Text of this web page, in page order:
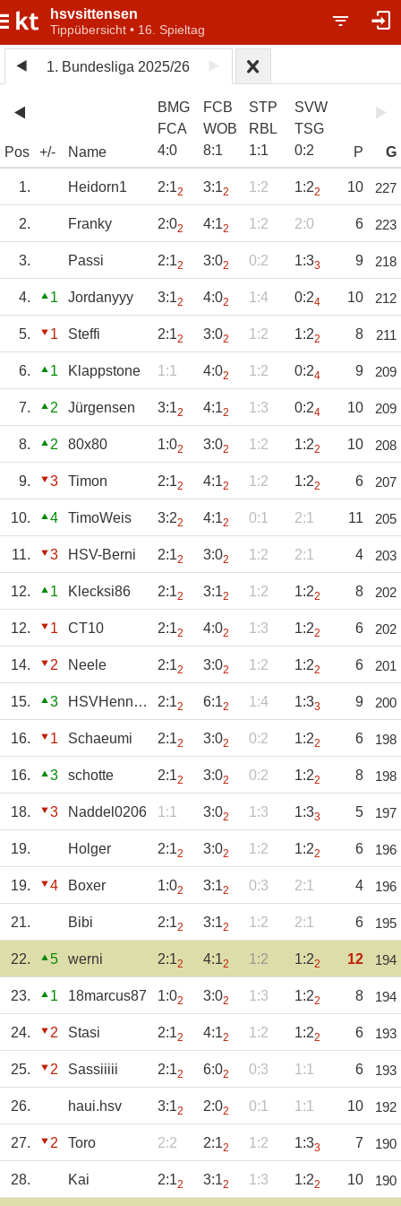
hsvsittensen
Tippübersicht • 16. Spieltag
1. Bundesliga 2025/26
Pos +/- Name
BMG
FCA
4:0
FCB
WOB
8:1
STP
RBL
1:1
SVW
TSG
0:2 P G
1. Heidorn1 2:12 3:12 1:2 1:22 10 227
2. Franky 2:02 4:12 1:2 2:0 6 223
3. Passi 2:12 3:02 0:2 1:33 9 218
4. 1 Jordanyyy 3:12 4:02 1:4 0:24 10 212
5. 1 Steffi 2:12 3:02 1:2 1:22 8 211
6. 1 Klappstone 1:1 4:02 1:2 0:24 9 209
7. 2 Jürgensen 3:12 4:12 1:3 0:24 10 209
8. 2 80x80 1:02 3:02 1:2 1:22 10 208
9. 3 Timon 2:12 4:12 1:2 1:22 6 207
10. 4 TimoWeis 3:22 4:12 0:1 2:1 11 205
11. 3 HSV-Berni 2:12 3:02 1:2 2:1 4 203
12. 1 Klecksi86 2:12 3:12 1:2 1:22 8 202
12. 1 CT10 2:12 4:02 1:3 1:22 6 202
14. 2 Neele 2:12 3:02 1:2 1:22 6 201
15. 3 HSVHenning 2:12 6:12 1:4 1:33 9 200
16. 1 Schaeumi 2:12 3:02 0:2 1:22 6 198
16. 3 schotte 2:12 3:02 0:2 1:22 8 198
18. 3 Naddel0206 1:1 3:02 1:3 1:33 5 197
19. Holger 2:12 3:02 1:2 1:22 6 196
19. 4 Boxer 1:02 3:12 0:3 2:1 4 196
21. Bibi 2:12 3:12 1:2 2:1 6 195
22. 5 werni 2:12 4:12 1:2 1:22 12 194
23. 1 18marcus87 1:02 3:02 1:3 1:22 8 194
24. 2 Stasi 2:12 4:12 1:2 1:22 6 193
25. 2 Sassiiiii 2:12 6:02 0:3 1:1 6 193
26. haui.hsv 3:12 2:02 0:1 1:1 10 192
27. 2 Toro 2:2 2:12 1:2 1:33 7 190
28. Kai 2:12 3:12 1:3 1:22 10 190